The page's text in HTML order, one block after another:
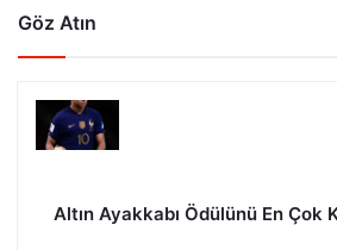
Göz Atın
Altın Ayakkabı Ödülünü En Çok